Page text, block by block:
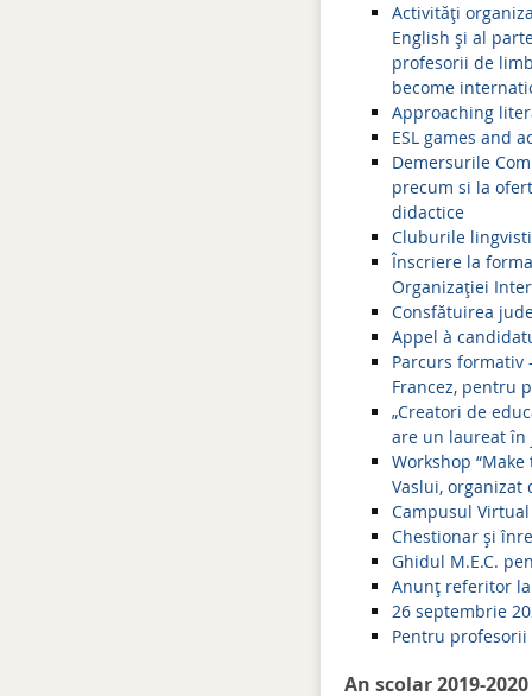
Activități
English și al
profesorii de
become
Approaching
ESL games and
Demersurile
precum si la
didactice
Cluburile
Înscriere la
Organizației
Consfătuirea
Appel à
Parcurs formativ
Francez, pentru
„Creatori de
are un laureat în
Workshop
Vaslui, organizat
Campusul
Chestionar și
Ghidul M.E.C.
Anunț referitor
26 septembrie
Pentru profesorii
An scolar 2019-2020